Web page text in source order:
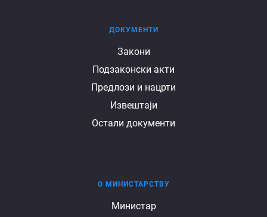
ДОКУМЕНТИ
Закони
Подзаконски акти
Предлози и нацрти
Извештаји
Остали документи
О МИНИСТАРСТВУ
Министар